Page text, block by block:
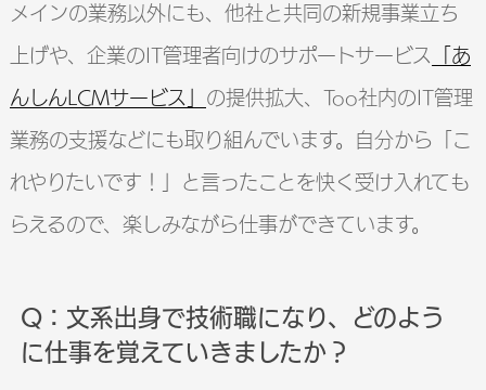
メインの業務以外にも、他社と共同の新規事業立ち
上げや、企業のIT管理者向けのサポートサービス 「あ
んしんLCMサービス」 の提供拡大、Too社内のIT管理
業務の支援などにも取り組んでいます。自分から「こ
れやりたいです！」と言ったことを快く受け入れても
らえるので、楽しみながら仕事ができています。
Q：文系出身で技術職になり、どのよう
に仕事を覚えていきましたか？